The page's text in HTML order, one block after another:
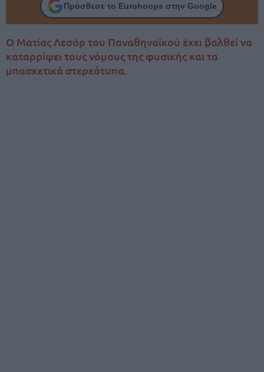
Πρόσθεσε το Eurohoops στην Google
Ο Ματίας Λεσόρ του Παναθηναϊκού έχει βαλθεί να
καταρρίψει τους νόμους της φυσικής και τα
μπασκετικά στερεότυπα.